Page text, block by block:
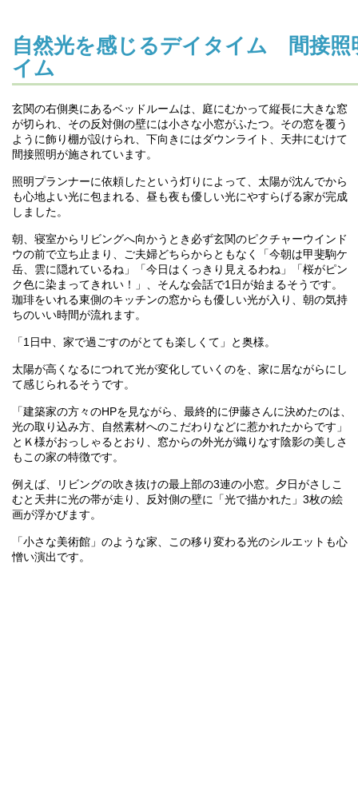
自然光を感じるデイタイム 間接照
イム
玄関の右側奥にあるベッドルームは、庭にむかって縦長に大きな窓
が切られ、その反対側の壁には小さな小窓がふたつ。その窓を覆う
ように飾り棚が設けられ、下向きにはダウンライト、天井にむけて
間接照明が施されています。
照明プランナーに依頼したという灯りによって、太陽が沈んでから
も心地よい光に包まれる、昼も夜も優しい光にやすらげる家が完成
しました。
朝、寝室からリビングへ向かうとき必ず玄関のピクチャーウインド
ウの前で立ち止まり、ご夫婦どちらからともなく「今朝は甲斐駒ケ
岳、雲に隠れているね」「今日はくっきり見えるわね」「桜がピン
ク色に染まってきれい！」、そんな会話で1日が始まるそうです。
珈琲をいれる東側のキッチンの窓からも優しい光が入り、朝の気持
ちのいい時間が流れます。
「1日中、家で過ごすのがとても楽しくて」と奥様。
太陽が高くなるにつれて光が変化していくのを、家に居ながらにし
て感じられるそうです。
「建築家の方々のHPを見ながら、最終的に伊藤さんに決めたのは、
光の取り込み方、自然素材へのこだわりなどに惹かれたからです」
とＫ様がおっしゃるとおり、窓からの外光が織りなす陰影の美しさ
もこの家の特徴です。
例えば、リビングの吹き抜けの最上部の3連の小窓。夕日がさしこ
むと天井に光の帯が走り、反対側の壁に「光で描かれた」3枚の絵
画が浮かびます。
「小さな美術館」のような家、この移り変わる光のシルエットも心
憎い演出です。